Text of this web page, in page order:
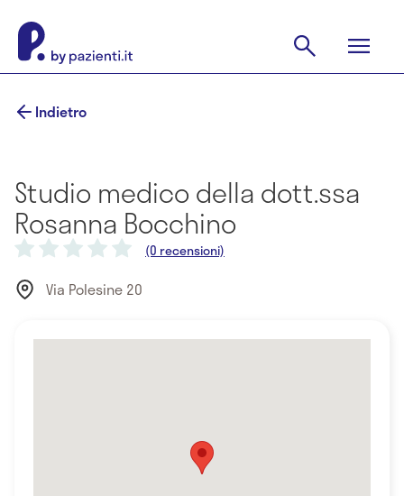
Indietro
Studio medico della dott.ssa
Rosanna Bocchino
(0 recensioni)
Via Polesine 20